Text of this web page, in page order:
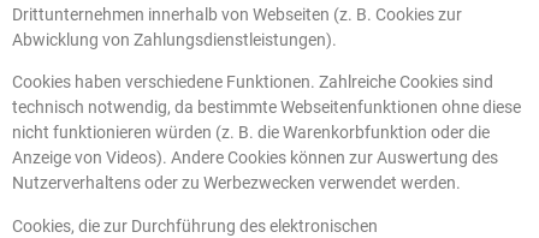
Drittunternehmen innerhalb von Webseiten (z. B. Cookies zur
Abwicklung von Zahlungsdienstleistungen).
Cookies haben verschiedene Funktionen. Zahlreiche Cookies sind
technisch notwendig, da bestimmte Webseitenfunktionen ohne diese
nicht funktionieren würden (z. B. die Warenkorbfunktion oder die
Anzeige von Videos). Andere Cookies können zur Auswertung des
Nutzerverhaltens oder zu Werbezwecken verwendet werden.
Cookies, die zur Durchführung des elektronischen